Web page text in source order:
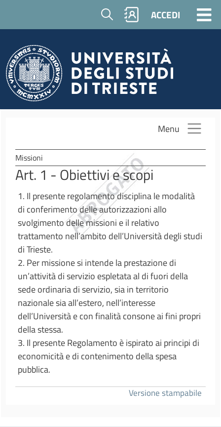
Salta al contenuto principale
Cerca ACCEDI
Menu
Missioni
Art. 1 - Obiettivi e scopi
1. Il presente regolamento disciplina le modalità
di conferimento delle autorizzazioni allo
svolgimento delle missioni e il relativo
trattamento nell’ambito dell’Università degli studi
di Trieste.
2. Per missione si intende la prestazione di
un’attività di servizio espletata al di fuori della
sede ordinaria di servizio, sia in territorio
nazionale sia all’estero, nell’interesse
dell’Università e con finalità consone ai fini propri
della stessa.
3. Il presente Regolamento è ispirato ai principi di
economicità e di contenimento della spesa
pubblica.
Versione stampabile